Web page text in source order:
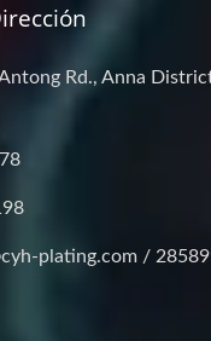
Rd., Anna
plating.com /